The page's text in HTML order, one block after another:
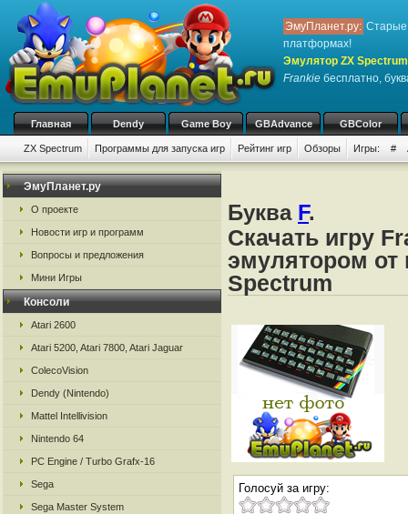
ЭмуПланет.ру: Старые
платформах!
Эмулятор ZX
Frankie бесплатно,
Главная Dendy Game Boy GBAdvance GBColor
ZX Spectrum Программы для запуска игр Рейтинг игр Обзоры Игры: #
ЭмуПланет.ру
О проекте
Новости игр и программ
Вопросы и предложения
Мини Игры
Консоли
Atari 2600
Atari 5200, Atari 7800, Atari Jaguar
ColecoVision
Dendy (Nintendo)
Mattel Intellivision
Nintendo 64
PC Engine / Turbo Grafx-16
Sega
Sega Master System
Буква F.
Скачать игру
эмулятором от
Spectrum
Голосуй за игру: